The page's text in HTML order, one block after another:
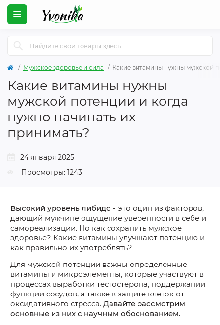
Мужское здоровье и сила Какие витамины нужны мужской
Какие витамины нужны
мужской потенции и когда
нужно начинать их
принимать?
24 января 2025
Просмотры: 1243
Высокий уровень либидо - это один из факторов,
дающий мужчине ощущение уверенности в себе и
самореализации. Но как сохранить мужское
здоровье? Какие витамины улучшают потенцию и
как правильно их употреблять?
Для мужской потенции важны определенные
витамины и микроэлементы, которые участвуют в
процессах выработки тестостерона, поддержании
функции сосудов, а также в защите клеток от
оксидативного стресса. Давайте рассмотрим
основные из них с научным обоснованием.